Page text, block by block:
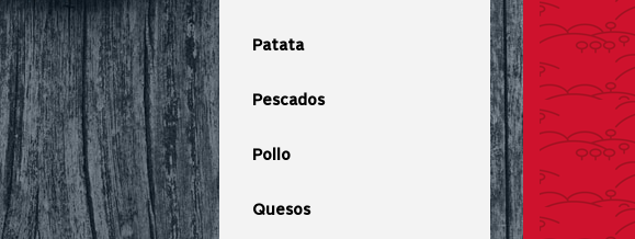
Patata
Pescados
Pollo
Quesos